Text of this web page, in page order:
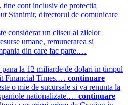
tine cont inclusiv de protectia
Stanimir, directorul de comunicare
considerat un cliseu al zilelor
umane, remunerarea si
din care fac parte.…
la 12 miliarde de dolari in timpul
Financial Times.… continuare
o mie de sucursale si va renunta la
nationalizate.… continuare